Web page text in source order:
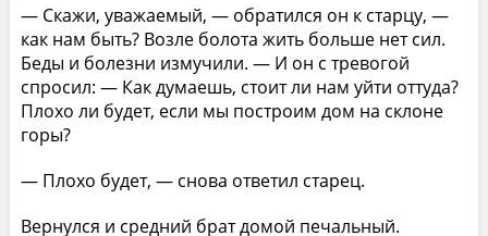
— Скажи, уважаемый, — обратился он к старцу, —
как нам быть? Возле болота жить больше нет сил.
Беды и болезни измучили. — И он с тревогой
спросил: — Как думаешь, стоит ли нам уйти оттуда?
Плохо ли будет, если мы построим дом на склоне
горы?
— Плохо будет, — снова ответил старец.
Вернулся и средний брат домой печальный.